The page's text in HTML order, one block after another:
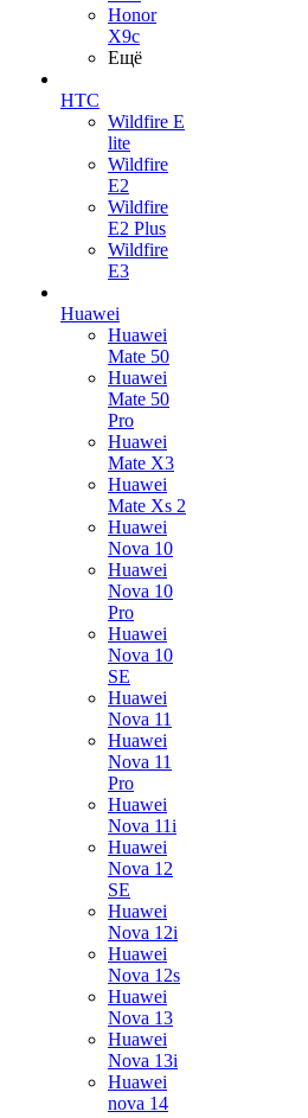
Honor
X9c
Ещё
HTC
Wildfire E
lite
Wildfire
E2
Wildfire
E2 Plus
Wildfire
E3
Huawei
Huawei
Mate 50
Huawei
Mate 50
Pro
Huawei
Mate X3
Huawei
Mate Xs 2
Huawei
Nova 10
Huawei
Nova 10
Pro
Huawei
Nova 10
SE
Huawei
Nova 11
Huawei
Nova 11
Pro
Huawei
Nova 11i
Huawei
Nova 12
SE
Huawei
Nova 12i
Huawei
Nova 12s
Huawei
Nova 13
Huawei
Nova 13i
Huawei
nova 14